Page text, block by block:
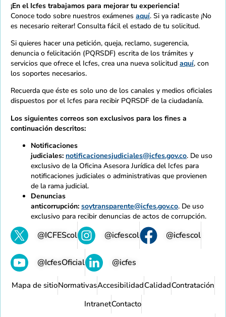
¡En el Icfes trabajamos para mejorar tu experiencia!
Conoce todo sobre nuestros exámenes aquí. Si ya radicaste ¡No
es necesario reiterar! Consulta fácil el estado de tu solicitud.
Si quieres hacer una petición, queja, reclamo, sugerencia,
denuncia o felicitación (PQRSDF) escrita de los trámites y
servicios que ofrece el Icfes, crea una nueva solicitud aquí, con
los soportes necesarios.
Recuerda que éste es solo uno de los canales y medios oficiales
dispuestos por el Icfes para recibir PQRSDF de la ciudadanía.
Los siguientes correos son exclusivos para los fines a
continuación descritos:
Notificaciones
judiciales: notificacionesjudiciales@icfes.gov.co. De uso
exclusivo de la Oficina Asesora Jurídica del Icfes para
notificaciones judiciales o administrativas que provienen
de la rama judicial.
Denuncias
anticorrupción: soytransparente@icfes.gov.co. De uso
exclusivo para recibir denuncias de actos de corrupción.
@ICFEScol @icfescol @icfescol
@IcfesOficial @icfes
Mapa de sitioNormativasAccesibilidadCalidadContratación
IntranetContacto